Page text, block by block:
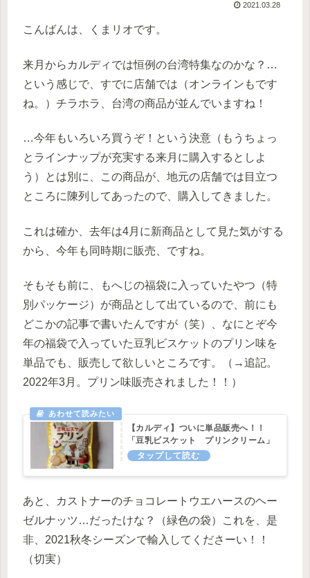
2021.03.28
こんばんは、くまリオです。
来月からカルディでは恒例の台湾特集なのかな？…
という感じで、すでに店舗では（オンラインもです
ね。）チラホラ、台湾の商品が並んでいますね！
…今年もいろいろ買うぞ！という決意（もうちょっ
とラインナップが充実する来月に購入するとしよ
う）とは別に、この商品が、地元の店舗では目立つ
ところに陳列してあったので、購入してきました。
これは確か、去年は4月に新商品として見た気がする
から、今年も同時期に販売、ですね。
そもそも前に、もへじの福袋に入っていたやつ（特
別パッケージ）が商品として出ているので、前にも
どこかの記事で書いたんですが（笑）、なにとぞ今
年の福袋で入っていた豆乳ビスケットのプリン味を
単品でも、販売して欲しいところです。（→追記。
2022年3月。プリン味販売されました！！）
【カルディ】ついに単品販売へ！！
「豆乳ビスケット プリンクリーム」
あと、カストナーのチョコレートウエハースのヘー
ゼルナッツ…だったけな？（緑色の袋）これを、是
非、2021秋冬シーズンで輸入してくださーい！！
（切実）